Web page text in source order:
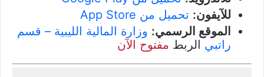
للآيفون: تحميل من App Store
الموقع الرسمي: وزارة المالية الليبية – قسم
راتبي الربط مفتوح الآن